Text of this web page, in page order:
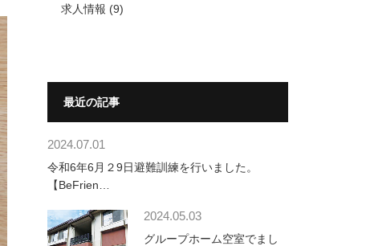
求人情報 (9)
最近の記事
2024.07.01
令和6年6月２9日避難訓練を行いました。
【BeFrien…
2024.05.03
グループホーム空室でまし